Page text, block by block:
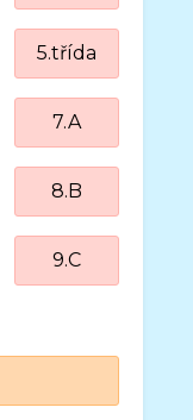
5.třída
7.A
8.B
9.C